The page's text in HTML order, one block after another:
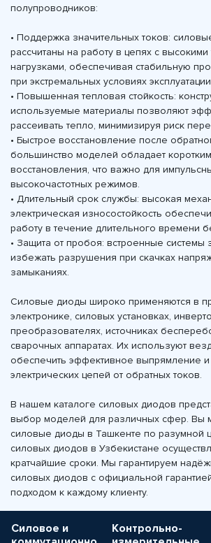
полупроводников:
• Поддержка значительных токов:
рассчитаны на работу в цепях с
нагрузками, обеспечивая стабильную
при экстремальных условиях
• Повышенная тепловая стойкость:
используемые материалы позволяют
рассеивать тепло, минимизируя риск
• Быстрое восстановление после
большинство моделей обладает
восстановления, что важно для
высокочастотных режимов.
• Длительный срок службы: высокая
электрическая износостойкость
работу в течение длительного времени
• Защита от пробоя: встроенные системы
избежать разрушения при скачках
замыканиях.
Силовые диоды широко применяются в
электронике, силовых установках,
преобразователях, источниках
сварочных аппаратах. Их используют
обеспечить эффективное выпрямление и
электрических цепей от обратных токов.
В нашем каталоге силовых диодов
выбор моделей для различных сфер. Вы
силовые диоды в Ташкенте по разумной
силовых диодов в Узбекистане
кратчайшие сроки. Мы гарантируем
силовых диодов с официальной
подходом к каждому клиенту.
Силовое и
Контрольно-